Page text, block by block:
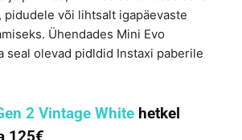
pidudele või lihtsalt igapäevaste
Ühendades Mini Evo
seal olevad pidldid Instaxi paberile
2 Vintage White hetkel